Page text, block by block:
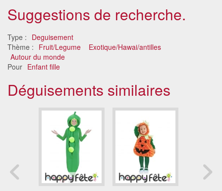
Suggestions de recherche.
Type : Deguisement
Thème : Fruit/Legume
Exotique/Hawai/antilles
Autour du monde
Pour Enfant fille
Déguisements similaires